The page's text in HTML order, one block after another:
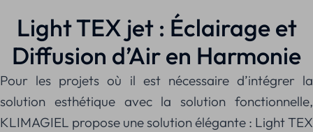
Light TEX jet : Éclairage et
Diffusion d’Air en Harmonie
Pour les projets où il est nécessaire d’intégrer la
solution esthétique avec la solution fonctionnelle,
KLIMAGIEL propose une solution élégante : Light TEX